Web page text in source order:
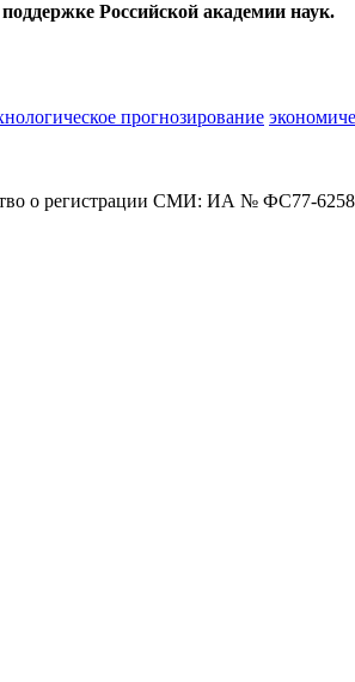
Российской академии наук.
прогнозирование
о регистрации СМИ: ИА № ФС77-